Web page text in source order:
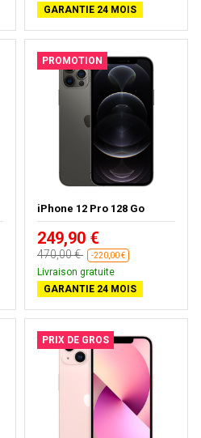
GARANTIE 24 MOIS
PROMOTION
iPhone 12 Pro 128 Go
249,90 €
470,00 € -220,00 €
Livraison gratuite
GARANTIE 24 MOIS
PRIX DE GROS